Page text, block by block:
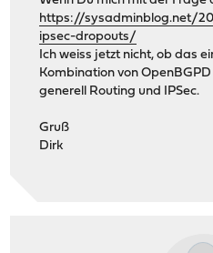
https://sysadminblog.net/
ipsec-dropouts/
Ich weiss jetzt nicht, ob das
Kombination von
generell Routing und IPSec.
Gruß
Dirk